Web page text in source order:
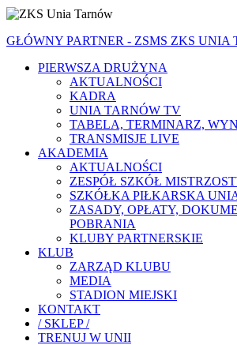
GŁÓWNY PARTNER - ZSMS ZKS UNIA
PIERWSZA DRUŻYNA
AKTUALNOŚCI
KADRA
UNIA TARNÓW TV
TABELA, TERMINARZ,
TRANSMISJE LIVE
AKADEMIA
AKTUALNOŚCI
ZESPÓŁ SZKÓŁ
SZKÓŁKA PIŁKARSKA
ZASADY, OPŁATY,
POBRANIA
KLUBY PARTNERSKIE
KLUB
ZARZĄD KLUBU
MEDIA
STADION MIEJSKI
KONTAKT
/ SKLEP /
TRENUJ W UNII